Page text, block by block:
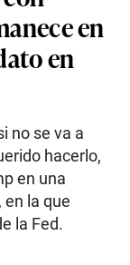
en
en
no se va a
hacerlo,
en una
la que
la Fed.